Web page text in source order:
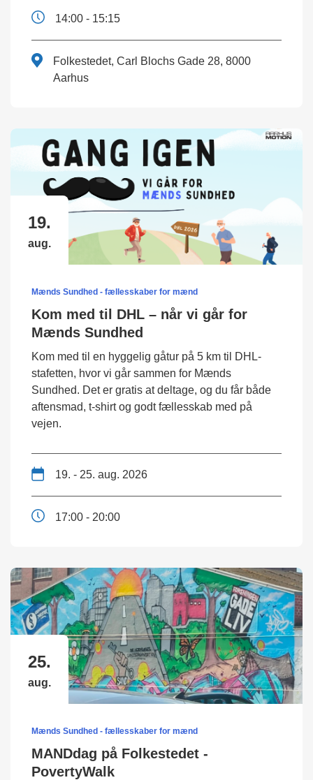
14:00 - 15:15
Folkestedet, Carl Blochs Gade 28, 8000
Aarhus
19.
aug.
Mænds Sundhed - fællesskaber for mænd
Kom med til DHL – når vi går for
Mænds Sundhed
Kom med til en hyggelig gåtur på 5 km til DHL-
stafetten, hvor vi går sammen for Mænds
Sundhed. Det er gratis at deltage, og du får både
aftensmad, t-shirt og godt fællesskab med på
vejen.
19. - 25. aug. 2026
17:00 - 20:00
25.
aug.
Mænds Sundhed - fællesskaber for mænd
MANDdag på Folkestedet -
PovertyWalk